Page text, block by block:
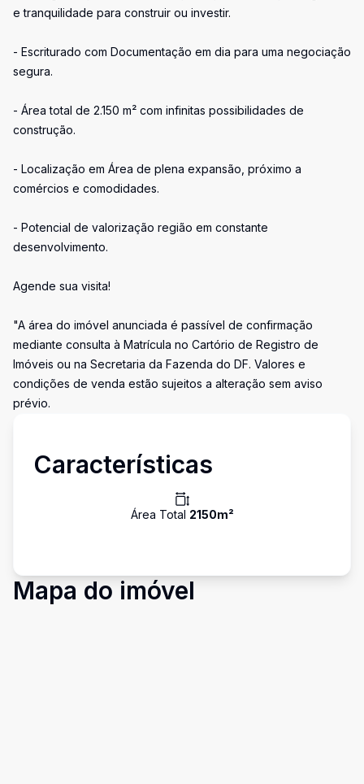
e tranquilidade para construir ou investir.
- Escriturado com Documentação em dia para uma negociação
segura.
- Área total de 2.150 m² com infinitas possibilidades de
construção.
- Localização em Área de plena expansão, próximo a
comércios e comodidades.
- Potencial de valorização região em constante
desenvolvimento.
Agende sua visita!
"A área do imóvel anunciada é passível de confirmação
mediante consulta à Matrícula no Cartório de Registro de
Imóveis ou na Secretaria da Fazenda do DF. Valores e
condições de venda estão sujeitos a alteração sem aviso
prévio.
Características
Área Total 2150m²
Mapa do imóvel